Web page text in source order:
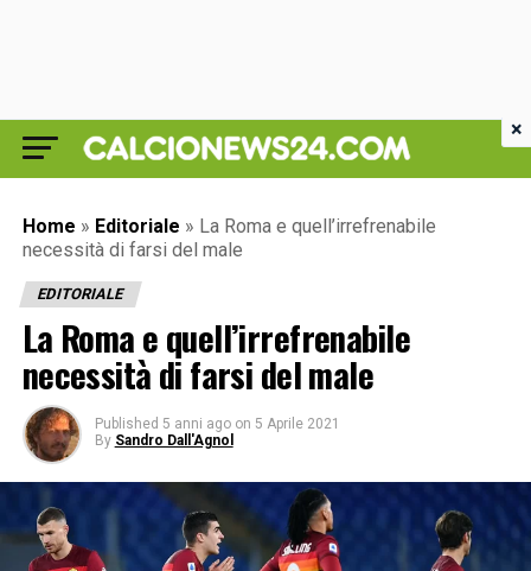
Home » Editoriale » La Roma e quell’irrefrenabile
necessità di farsi del male
EDITORIALE
La Roma e quell’irrefrenabile
necessità di farsi del male
Published 5 anni ago on 5 Aprile 2021
By Sandro Dall'Agnol
×